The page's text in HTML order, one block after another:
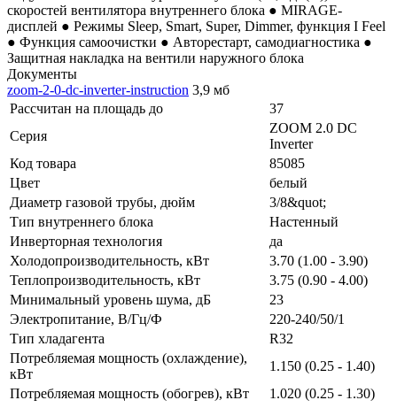
скоростей вентилятора внутреннего блока ● MIRAGE-
дисплей ● Режимы Sleep, Smart, Super, Dimmer, функция I Feel
● Функция самоочистки ● Авторестарт, самодиагностика ●
Защитная накладка на вентили наружного блока
Документы
zoom-2-0-dc-inverter-instruction 3,9 мб
Рассчитан на площадь до
37
Серия
ZOOM 2.0 DC
Inverter
Код товара
85085
Цвет
белый
Диаметр газовой трубы, дюйм
3/8&quot;
Тип внутреннего блока
Настенный
Инверторная технология
да
Холодопроизводительность, кВт
3.70 (1.00 - 3.90)
Теплопроизводительность, кВт
3.75 (0.90 - 4.00)
Минимальный уровень шума, дБ
23
Электропитание, В/Гц/Ф
220-240/50/1
Тип хладагента
R32
Потребляемая мощность (охлаждение),
кВт
1.150 (0.25 - 1.40)
Потребляемая мощность (обогрев), кВт
1.020 (0.25 - 1.30)